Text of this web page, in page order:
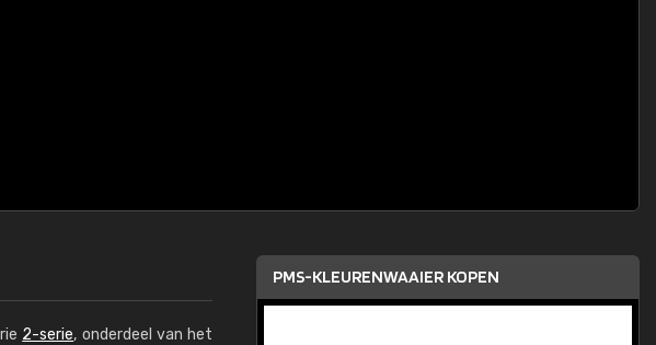
2-serie, onderdeel van het
PMS-KLEURENWAAIER KOPEN